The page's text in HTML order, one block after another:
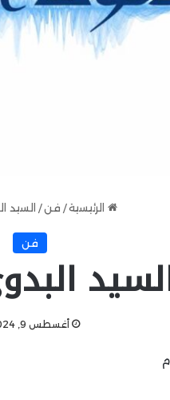
الرئيسية / فن / السيد
فن
أغسطس 9, 2024